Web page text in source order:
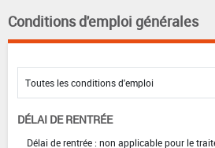
Conditions d'emploi générales
DÉLAI DE RENTRÉE
Délai de rentrée : non applicable pour le